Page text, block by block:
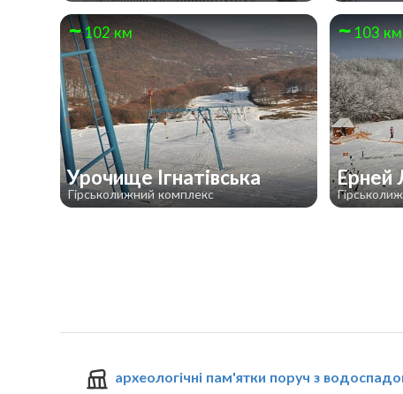
102 км
Урочище Ігнатівська
Гірськолижний комплекс
103 км
Ерней
археологічні пам'ятки поруч з